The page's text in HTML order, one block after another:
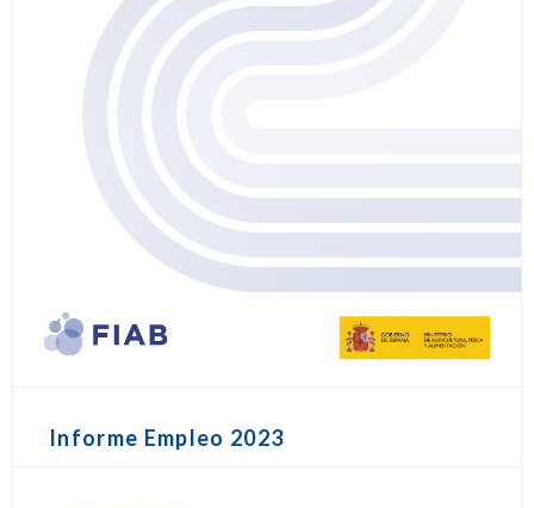
Informe Empleo 2023